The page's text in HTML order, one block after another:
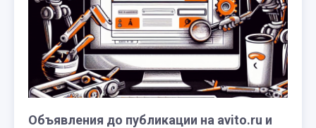
Объявления до публикации на avito.ru и